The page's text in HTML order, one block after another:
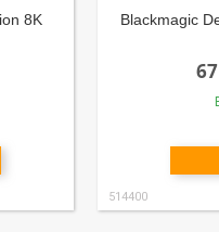
8K Blackmagic
514400